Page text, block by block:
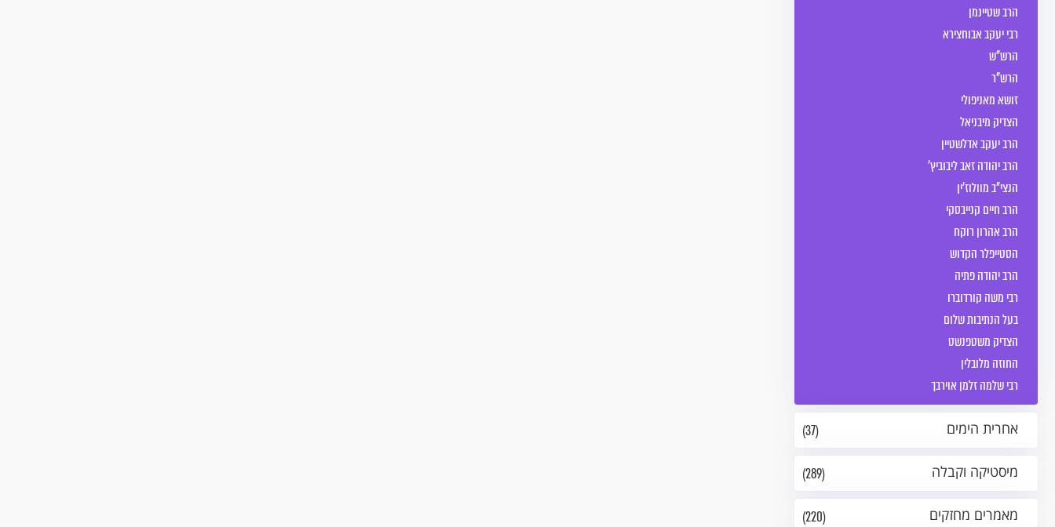
הרב שטיינמן
רבי יעקב אבוחצירא
הרש"ש
הרש"ר
זושא מאניפולי
הצדיק מיבניאל
הרב יעקב אדלשטיין
הרב יהודה זאב ליבוביץ'
הנצי"ב מוולוז'ין
הרב חיים קנייבסקי
הרב אהרון רוקח
הסטייפלר הקדוש
הרב יהודה פתיה
רבי משה קורדוברו
בעל הנתיבות שלום
הצדיק משטפנשט
החוזה מלובלין
רבי שלמה זלמן אוירבך
(37) אחרית הימים
(289) מיסטיקה וקבלה
(220) מאמרים מחזקים